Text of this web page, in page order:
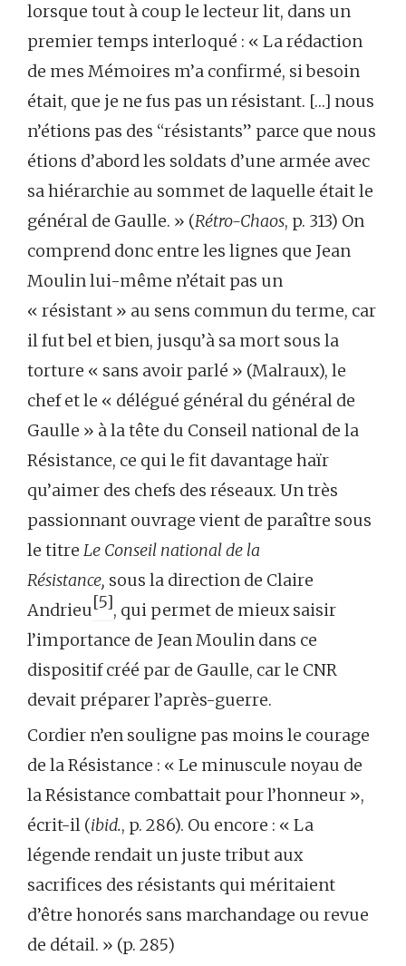
lorsque tout à coup le lecteur lit, dans un
premier temps interloqué : « La rédaction
de mes Mémoires m’a confirmé, si besoin
était, que je ne fus pas un résistant. […] nous
n’étions pas des “résistants” parce que nous
étions d’abord les soldats d’une armée avec
sa hiérarchie au sommet de laquelle était le
général de Gaulle. » (Rétro-Chaos, p. 313) On
comprend donc entre les lignes que Jean
Moulin lui-même n’était pas un
« résistant » au sens commun du terme, car
il fut bel et bien, jusqu’à sa mort sous la
torture « sans avoir parlé » (Malraux), le
chef et le « délégué général du général de
Gaulle » à la tête du Conseil national de la
Résistance, ce qui le fit davantage haïr
qu’aimer des chefs des réseaux. Un très
passionnant ouvrage vient de paraître sous
le titre Le Conseil national de la
Résistance, sous la direction de Claire
Andrieu[5], qui permet de mieux saisir
l’importance de Jean Moulin dans ce
dispositif créé par de Gaulle, car le CNR
devait préparer l’après-guerre.
Cordier n’en souligne pas moins le courage
de la Résistance : « Le minuscule noyau de
la Résistance combattait pour l’honneur »,
écrit-il (ibid., p. 286). Ou encore : « La
légende rendait un juste tribut aux
sacrifices des résistants qui méritaient
d’être honorés sans marchandage ou revue
de détail. » (p. 285)